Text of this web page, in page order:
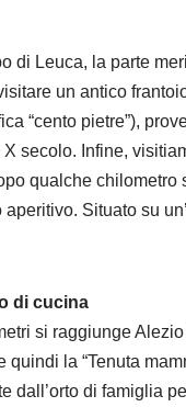
di Leuca, la parte
un antico
“cento pietre”),
secolo. Infine,
qualche
Situato su
di cucina
si raggiunge
la “Tenuta
dall’orto di famiglia